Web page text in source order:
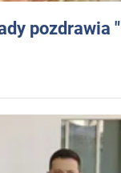
pozdrawia